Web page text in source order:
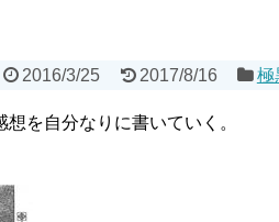
2016/3/25 2017/8/16 極
を自分なりに書いていく。